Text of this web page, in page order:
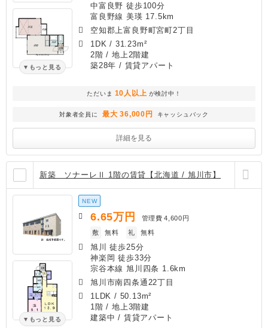
もっと見る
中富良野 徒歩100分
富良野線 美瑛 17.5km
空知郡上富良野町宮町2丁目
1DK / 31.23m²
2階 / 地上2階建
築28年 / 賃貸アパート
ただいま 10人以上 が検討中！
対象者全員に 最大 36,000円 キャッシュバック
詳細を見る
新築 ソナーレⅡ 1階の賃貸【北海道 / 旭川市】
もっと見る
NEW
6.65万円 管理費 4,600円
敷
無料 礼 無料
旭川 徒歩25分
神楽岡 徒歩33分
宗谷本線 旭川四条 1.6km
旭川市南四条通22丁目
1LDK / 50.13m²
1階 / 地上3階建
建築中 / 賃貸アパート